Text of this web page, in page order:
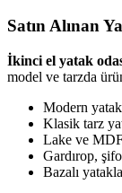
Satın Alınan
İkinci el yatak
model ve tarzda
Modern yatak
Klasik tarz
Lake ve
Gardırop,
Bazalı